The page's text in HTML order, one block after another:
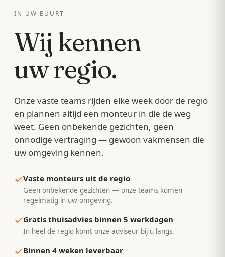
IN UW BUURT
Wij kennen
uw regio.
Onze vaste teams rijden elke week door de regio
en plannen altijd een monteur in die de weg
weet. Geen onbekende gezichten, geen
onnodige vertraging — gewoon vakmensen die
uw omgeving kennen.
Vaste monteurs uit de regio
Geen onbekende gezichten — onze teams komen
regelmatig in uw omgeving.
Gratis thuisadvies binnen 5 werkdagen
In heel de regio komt onze adviseur bij u langs.
Binnen 4 weken leverbaar